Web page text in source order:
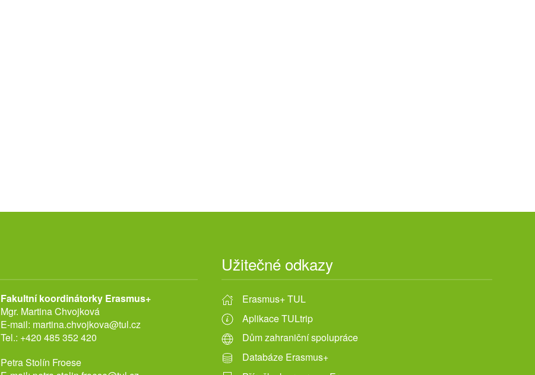
Fakultní koordinátorky Erasmus+
Mgr. Martina Chvojková
E-mail: martina.chvojkova@tul.cz
Tel.: +420 485 352 420
Petra Stolín Froese
Užitečné odkazy
Erasmus+ TUL
Aplikace TULtrip
Dům zahraniční spolupráce
Databáze Erasmus+